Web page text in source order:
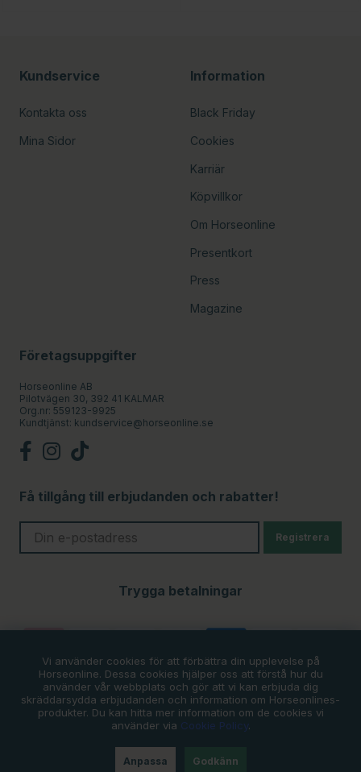
Kundservice
Kontakta oss
Mina Sidor
Information
Black Friday
Cookies
Karriär
Köpvillkor
Om Horseonline
Presentkort
Press
Magazine
Företagsuppgifter
Horseonline AB
Pilotvägen 30, 392 41 KALMAR
Org.nr: 559123-9925
Kundtjänst: kundservice@horseonline.se
Få tillgång till erbjudanden och rabatter!
Registrera
Trygga betalningar
Vi använder cookies för att förbättra din upplevelse på
Horseonline. Dessa cookies hjälper oss att förstå hur du
använder vår webbplats och gör att vi kan erbjuda dig
skräddarsydda erbjudanden och information om Horseonlines-
produkter. Du kan hitta mer information om de cookies vi
använder via Cookie Policy.
Anpassa Godkänn